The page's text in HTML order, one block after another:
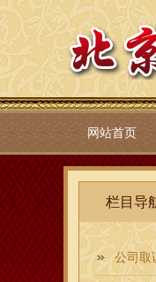
网站首页
栏目导
公司取